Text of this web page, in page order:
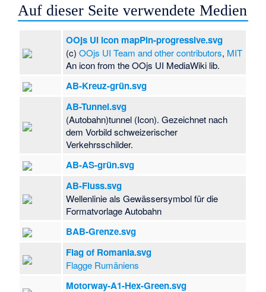
Auf dieser Seite verwendete Medien
OOjs UI icon mapPin-progressive.svg
(c)OOjs UI Team and other contributors, MIT
An icon from the OOjs UI MediaWiki lib.
AB-Kreuz-grün.svg
AB-Tunnel.svg
(Autobahn)tunnel (Icon). Gezeichnet nach
dem Vorbild schweizerischer
Verkehrsschilder.
AB-AS-grün.svg
AB-Fluss.svg
Wellenlinie als Gewässersymbol für die
Formatvorlage Autobahn
BAB-Grenze.svg
Flag of Romania.svg
Flagge Rumäniens
Motorway-A1-Hex-Green.svg